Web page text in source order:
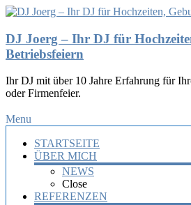
DJ Joerg – Ihr DJ für
Betriebsfeiern
Ihr DJ mit über 10 Jahre Erfahrung für
oder Firmenfeier.
Menu
STARTSEITE
ÜBER MICH
NEWS
Close
REFERENZEN